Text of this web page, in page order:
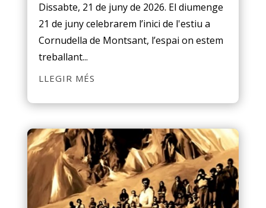
Dissabte, 21 de juny de 2026. El diumenge
21 de juny celebrarem l’inici de l'estiu a
Cornudella de Montsant, l’espai on estem
treballant...
LLEGIR MÉS